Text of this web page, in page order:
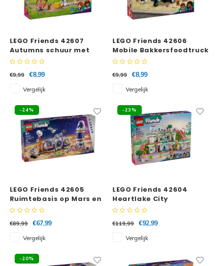
LEGO Friends 42607
Autumns schuur met
kalfje
€9,99
€8,99
Vergelijk
LEGO Friends 42606
Mobile Bakkersfoodtruck
€9,99
€8,99
Vergelijk
-24%
LEGO Friends 42605
Ruimtebasis op Mars en
raket
€89,99
€67,99
Vergelijk
-23%
LEGO Friends 42604
Heartlake City
winkelcentrum
€119,99
€92,99
Vergelijk
-20%